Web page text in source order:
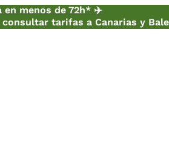
en menos de 72h* ✈️
tarifas a Canarias y